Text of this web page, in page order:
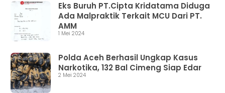
Eks Buruh PT.Cipta Kridatama Diduga
Ada Malpraktik Terkait MCU Dari PT.
AMM
1 Mei 2024
Polda Aceh Berhasil Ungkap Kasus
Narkotika, 132 Bal Cimeng Siap Edar
2 Mei 2024